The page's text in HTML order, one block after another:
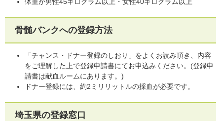
骨髄バンクへの登録方法
「チャンス・ドナー登録のしおり」をよくお読み頂き、内容
をご理解した上で登録申請書にてお申込みください。(登録申
請書は献血ルームにあります。)
ドナー登録には、約2ミリリットルの採血が必要です。
埼玉県の登録窓口